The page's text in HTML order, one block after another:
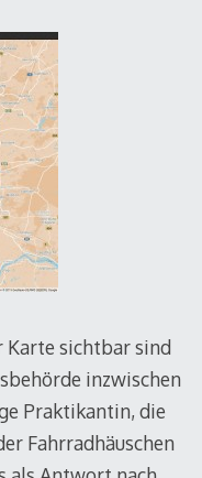
Karte sichtbar sind
inzwischen
Praktikantin, die
Fahrradhäuschen